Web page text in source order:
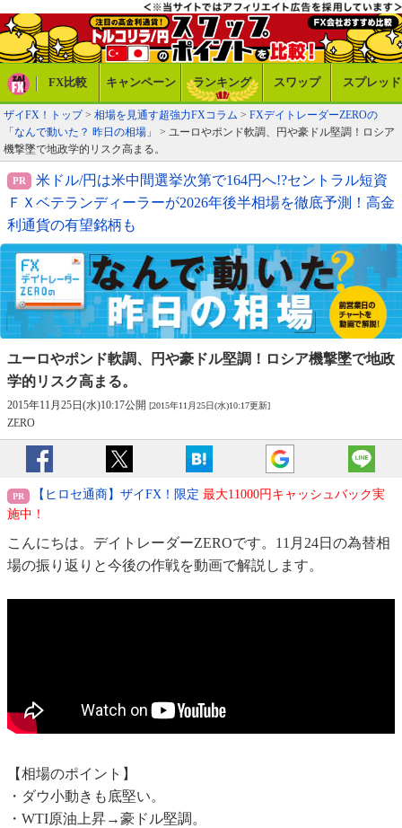
FX比較 キャンペーン ランキング スワップ スプレッド
ザイFX！トップ> 相場を見通す超強力FXコラム > FXデイトレーダーZEROの
「なんで動いた？ 昨日の相場」
> ユーロやポンド軟調、円や豪ドル堅調！ロシア
機撃墜で地政学的リスク高まる。
米ドル/円は米中間選挙次第で164円へ!?セントラル短資
ＦＸベテランディーラーが2026年後半相場を徹底予測！高金
利通貨の有望銘柄も
ユーロやポンド軟調、円や豪ドル堅調！ ロシア機撃墜で地政
学的リスク高まる。
2015年11月25日(水)10:17公開 [2015年11月25日(水)10:17更新]
ZERO
【ヒロセ通商】ザイFX！限定 最大11000円キャッシュバック実
施中！
こんにちは。デイトレーダーZEROです。11月24日の為替相
場の振り返りと今後の作戦を動画で解説します。
【相場のポイント】
・ダウ小動きも底堅い。
・WTI原油上昇→豪ドル堅調。